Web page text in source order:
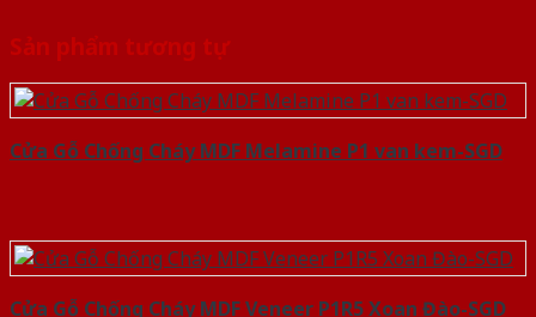
Sản phẩm tương tự
Cửa Gỗ Chống Cháy MDF Melamine P1 van kem-SGD
Cửa Gỗ Chống Cháy MDF Veneer P1R5 Xoan Đào-SGD